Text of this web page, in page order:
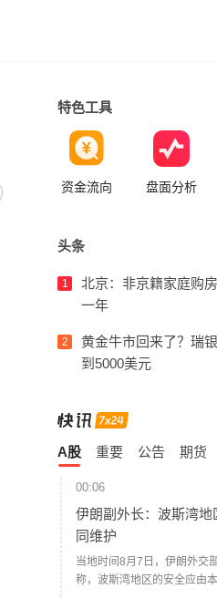
特色工具
资金流向 盘面分析
头条
1
北京：非京籍家庭购
一年
2
黄金牛市回来了？瑞
到5000美元
A股 重要 公告 期货
00:06
伊朗副外长：波斯湾
同维护
当地时间8月7日，伊朗外交
称，波斯湾地区的安全应由